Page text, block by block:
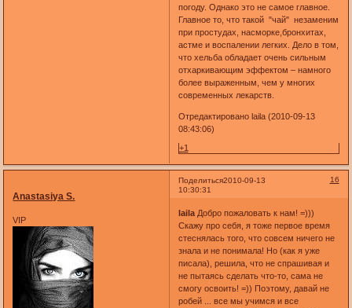
погоду. Однако это не самое главное.
Главное то, что такой "чай" незаменим
при простудах, насморке,бронхитах,
астме и воспалении легких. Дело в том,
что хельба обладает очень сильным
отхаркивающим эффектом – намного
более выраженным, чем у многих
современных лекарств.
Отредактировано laila (2010-09-13
08:43:06)
+1
Поделиться 16
2010-09-13
10:30:31
Anastasiya S.
VIP
lailaДобро пожаловать к нам! =)))
Скажу про себя, я тоже первое время
стеснялась того, что совсем ничего не
знала и не понимала! Но (как я уже
писала), решила, что не спрашивая и
не пытаясь сделать что-то, сама не
смогу освоить! =)) Поэтому, давай не
робей ... все мы учимся и все